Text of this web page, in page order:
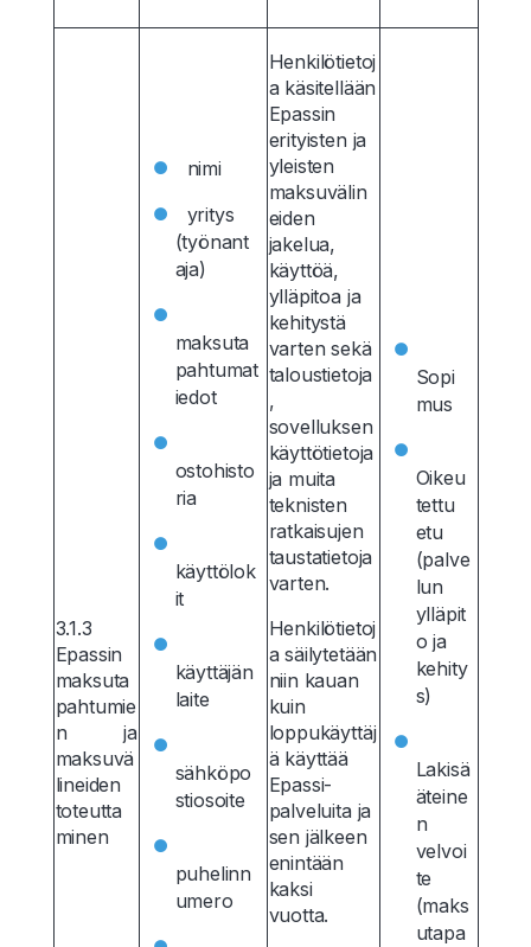
3.1.3
Epassin
maksuta
pahtumie
n ja
maksuvä
lineiden
toteutta
minen
nimi
yritys
(työnant
aja)
maksuta
pahtumat
iedot
ostohisto
ria
käyttölok
it
käyttäjän
laite
sähköpo
stiosoite
puhelinn
umero
Henkilötietoj
a käsitellään
Epassin
erityisten ja
yleisten
maksuvälin
eiden
jakelua,
käyttöä,
ylläpitoa ja
kehitystä
varten sekä
taloustietoja
,
sovelluksen
käyttötietoja
ja muita
teknisten
ratkaisujen
taustatietoja
varten.
Henkilötietoj
a säilytetään
niin kauan
kuin
loppukäyttäj
ä käyttää
Epassi-
palveluita ja
sen jälkeen
enintään
kaksi
vuotta.
Sopi
mus
Oikeu
tettu
etu
(palve
lun
ylläpit
o ja
kehity
s)
Lakisä
äteine
n
velvoi
te
(maks
utapa